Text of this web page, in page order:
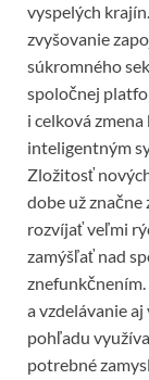
vyspelých
zvyšovanie
súkromného
spoločnej
i celková
inteligentným
Zložitosť
dobe už
rozvíjať veľmi
zamýšľať nad
a vzdelávanie
pohľadu
potrebné